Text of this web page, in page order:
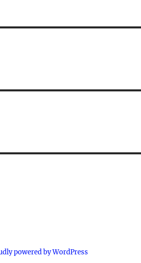
powered by WordPress